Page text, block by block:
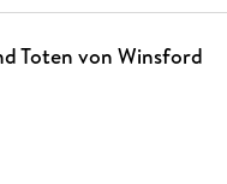
Toten von Winsford